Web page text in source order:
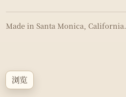
浏览
Made in Santa Monica, California.